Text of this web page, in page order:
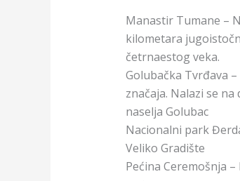
Manastir Tumane –
kilometara
četrnaestog veka.
Golubačka Tvrđava
značaja. Nalazi se
naselja Golubac
Nacionalni park
Veliko Gradište
Pećina Ceremošnja